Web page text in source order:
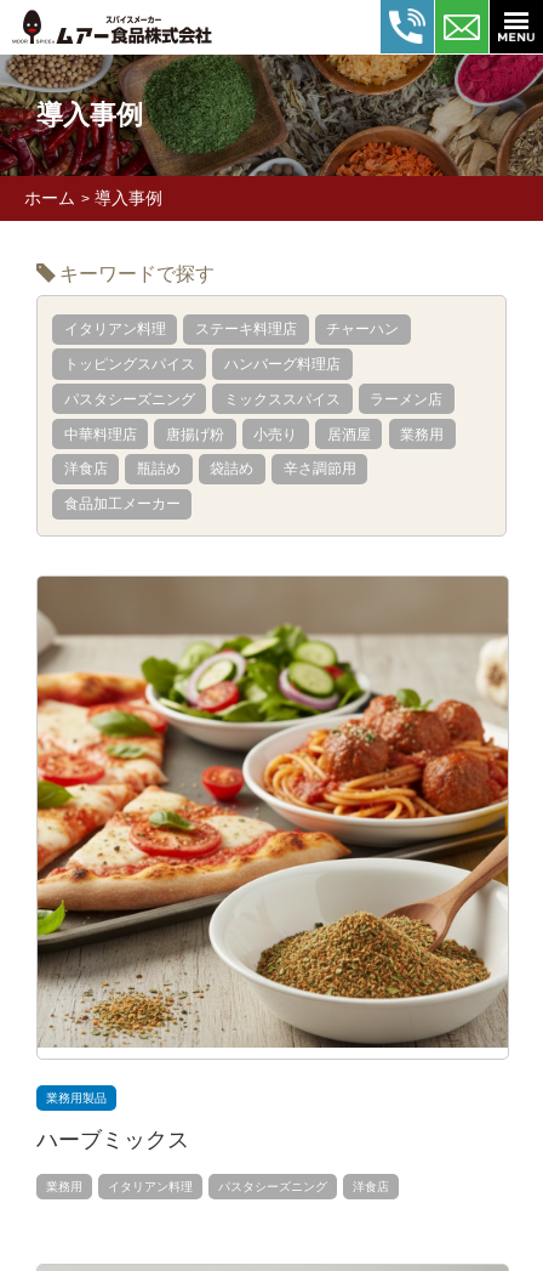
導入事例
ホーム > 導入事例
キーワードで探す
イタリアン料理 ステーキ料理店 チャーハン
トッピングスパイス ハンバーグ料理店
パスタシーズニング ミックススパイス ラーメン店
中華料理店 唐揚げ粉 小売り 居酒屋 業務用
洋食店 瓶詰め 袋詰め 辛さ調節用
食品加工メーカー
業務用製品
ハーブミックス
業務用 イタリアン料理 パスタシーズニング 洋食店